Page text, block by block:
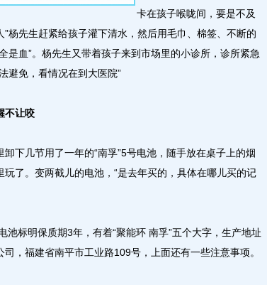
卡在孩子喉咙间，要是不及
”杨先生赶紧给孩子灌下清水，然后用毛巾、棉签、不断的
是血”。杨先生又带着孩子来到市场里的小诊所，诊所紧急
避免，看情况在到大医院”
不让咬
几节用了一年的“南孚”5号电池，随手放在桌子上的烟
玩了。变两截儿的电池，“是去年买的，具体在哪儿买的记
标明保质期3年，有着“聚能环 南孚”五个大字，生产地址
，福建省南平市工业路109号，上面还有一些注意事项。